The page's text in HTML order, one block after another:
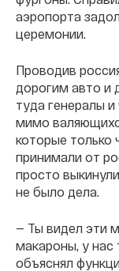
аэропорта
церемонии.
Проводив
дорогим авто и
туда генералы
мимо
которые только
принимали от
просто
не было дела.
— Ты видел эти
макароны, у нас
объяснял